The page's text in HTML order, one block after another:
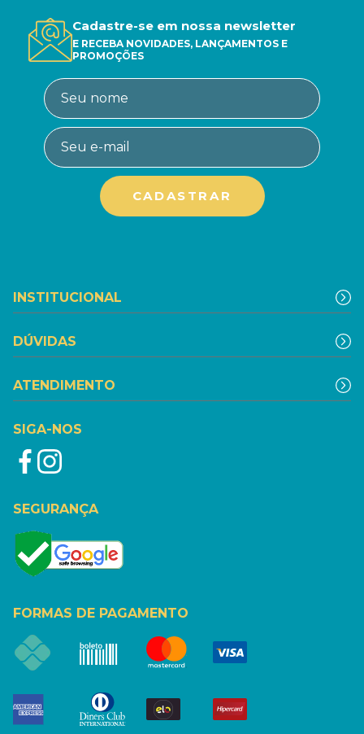
Cadastre-se em nossa newsletter
E RECEBA NOVIDADES, LANÇAMENTOS E
PROMOÇÕES
INSTITUCIONAL
DÚVIDAS
ATENDIMENTO
SIGA-NOS
SEGURANÇA
FORMAS DE PAGAMENTO